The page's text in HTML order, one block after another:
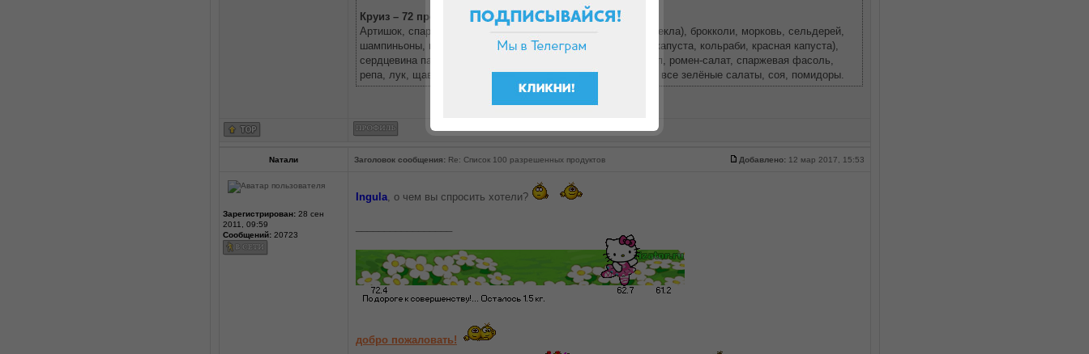
Круиз – 72 продукта первого этапа + 28 овощей
Артишок, спаржа, баклажан, свёкла, мангольд (листовая свекла), брокколи, морковь, сельдерей,
шампиньоны, все капусты (брюссельская капуста, цветная капуста, кольраби, красная капуста),
сердцевина пальмы, огурец, кабачок, цикорий, шпинат, укроп, ромен-салат, спаржевая фасоль,
репа, лук, щавель, лук-порей, красный перец, тыква, редис, все зелёные салаты, соя, помидоры.
Nатали Заголовок сообщения:Re: Список 100 разрешенных продуктов Добавлено:12 мар 2017, 15:53
Зарегистрирован:28 сен
2011, 09:59
Сообщений:20723
Ingula, о чем вы спросить хотели?
добро пожаловать!